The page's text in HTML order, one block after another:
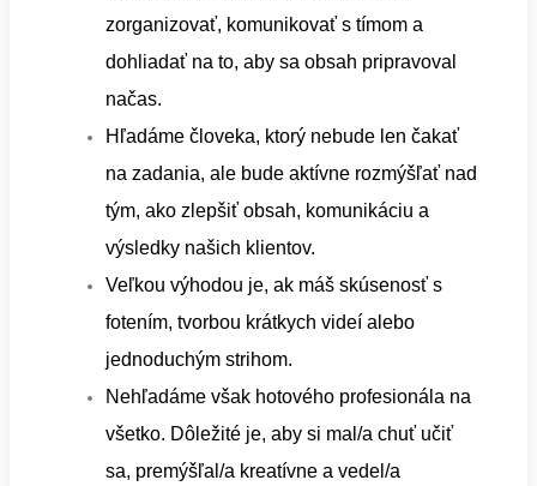
zorganizovať, komunikovať s tímom a
dohliadať na to, aby sa obsah pripravoval
načas.
Hľadáme človeka, ktorý nebude len čakať
na zadania, ale bude aktívne rozmýšľať nad
tým, ako zlepšiť obsah, komunikáciu a
výsledky našich klientov.
Veľkou výhodou je, ak máš skúsenosť s
fotením, tvorbou krátkych videí alebo
jednoduchým strihom.
Nehľadáme však hotového profesionála na
všetko. Dôležité je, aby si mal/a chuť učiť
sa, premýšľal/a kreatívne a vedel/a